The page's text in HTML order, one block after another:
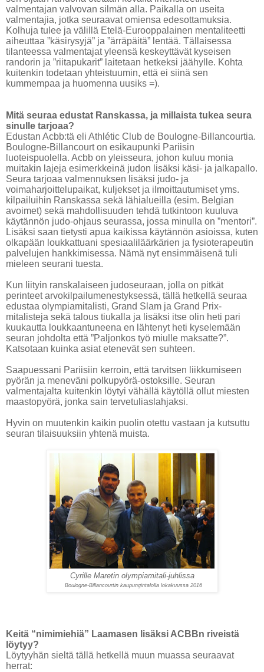
valmentajan valvovan silmän alla. Paikalla on useita
valmentajia, jotka seuraavat omiensa edesottamuksia.
Kolhuja tulee ja välillä Etelä-Eurooppalainen mentaliteetti
aiheuttaa ”käsirysyjä” ja ”ärräpäitä” lentää. Tällaisessa
tilanteessa valmentajat yleensä keskeyttävät kyseisen
randorin ja ”riitapukarit” laitetaan hetkeksi jäähylle. Kohta
kuitenkin todetaan yhteistuumin, että ei siinä sen
kummempaa ja huomenna uusiks =).
Mitä seuraa edustat Ranskassa, ja millaista tukea seura
sinulle tarjoaa?
Edustan Acbb:tä eli Athlétic Club de Boulogne-Billancourtia.
Boulogne-Billancourt on esikaupunki Pariisin
luoteispuolella. Acbb on yleisseura, johon kuluu monia
muitakin lajeja esimerkkeinä judon lisäksi käsi- ja jalkapallo.
Seura tarjoaa valmennuksen lisäksi judo- ja
voimaharjoittelupaikat, kuljekset ja ilmoittautumiset yms.
kilpailuihin Ranskassa sekä lähialueilla (esim. Belgian
avoimet) sekä mahdollisuuden tehdä tutkintoon kuuluva
käytännön judo-ohjaus seurassa, jossa minulla on ”mentori”.
Lisäksi saan tietysti apua kaikissa käytännön asioissa, kuten
olkapään loukkattuani spesiaaliläärkärien ja fysioterapeutin
palvelujen hankkimisessa. Nämä nyt ensimmäisenä tuli
mieleen seurani tuesta.
Kun liityin ranskalaiseen judoseuraan, jolla on pitkät
perinteet arvokilpailumenestyksessä, tällä hetkellä seuraa
edustaa olympiamitalisti, Grand Slam ja Grand Prix-
mitalisteja sekä talous tiukalla ja lisäksi itse olin heti pari
kuukautta loukkaantuneena en lähtenyt heti kyselemään
seuran johdolta että ”Paljonkos työ miulle maksatte?”.
Katsotaan kuinka asiat etenevät sen suhteen.
Saapuessani Pariisiin kerroin, että tarvitsen liikkumiseen
pyörän ja meneväni polkupyörä-ostoksille. Seuran
valmentajalta kuitenkin löytyi vähällä käytöllä ollut miesten
maastopyörä, jonka sain tervetuliaslahjaksi.
Hyvin on muutenkin kaikin puolin otettu vastaan ja kutsuttu
seuran tilaisuuksiin yhtenä muista.
Cyrille Maretin olympiamitali-juhlissa
Boulogne-Billancourtin kaupungintalolla lokakuussa 2016
Keitä “nimimiehiä” Laamasen lisäksi ACBBn riveistä
löytyy?
Löytyyhän sieltä tällä hetkellä muun muassa seuraavat
herrat: